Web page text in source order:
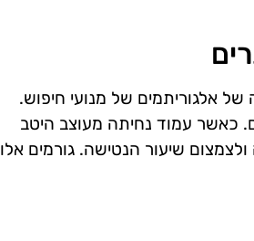
אלגוריתמים של מנועי חיפוש.
כאשר עמוד נחיתה מעוצב היטב
ולצמצום שיעור הנטישה. גורמים אלו